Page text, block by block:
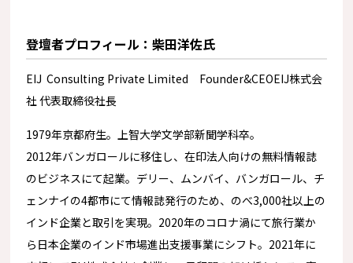
登壇者プロフィール：柴田洋佐氏
EIJ Consulting Private Limited Founder&CEOEIJ株式会
社 代表取締役社長
1979年京都府生。上智大学文学部新聞学科卒。
2012年バンガロールに移住し、在印法人向けの無料情報誌
のビジネスにて起業。デリー、ムンバイ、バンガロール、チ
ェンナイの4都市にて情報誌発行のため、のべ3,000社以上の
インド企業と取引を実現。2020年のコロナ渦にて旅行業か
ら日本企業のインド市場進出支援事業にシフト。2021年に